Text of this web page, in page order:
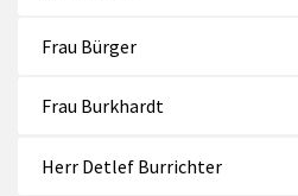
Frau Bürger
Frau Burkhardt
Herr Detlef Burrichter